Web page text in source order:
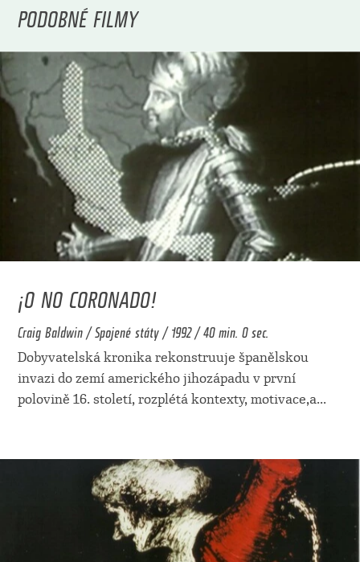
PODOBNÉ FILMY
¡O NO CORONADO!
Craig Baldwin / Spojené státy / 1992 / 40 min. 0 sec.
Dobyvatelská kronika rekonstruuje španělskou
invazi do zemí amerického jihozápadu v první
polovině 16. století, rozplétá kontexty, motivace,a...